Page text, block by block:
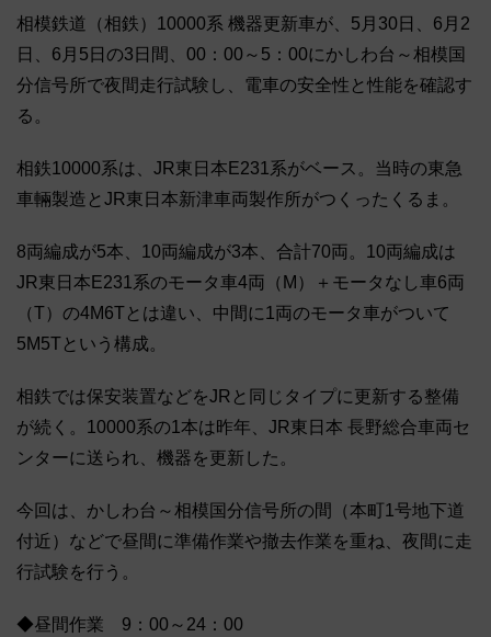
相模鉄道（相鉄）10000系 機器更新車が、5月30日、6月2
日、6月5日の3日間、00：00～5：00にかしわ台～相模国
分信号所で夜間走行試験し、電車の安全性と性能を確認す
る。
相鉄10000系は、JR東日本E231系がベース。当時の東急
車輛製造とJR東日本新津車両製作所がつくったくるま。
8両編成が5本、10両編成が3本、合計70両。10両編成は
JR東日本E231系のモータ車4両（M）＋モータなし車6両
（T）の4M6Tとは違い、中間に1両のモータ車がついて
5M5Tという構成。
相鉄では保安装置などをJRと同じタイプに更新する整備
が続く。10000系の1本は昨年、JR東日本 長野総合車両セ
ンターに送られ、機器を更新した。
今回は、かしわ台～相模国分信号所の間（本町1号地下道
付近）などで昼間に準備作業や撤去作業を重ね、夜間に走
行試験を行う。
◆昼間作業 9：00～24：00